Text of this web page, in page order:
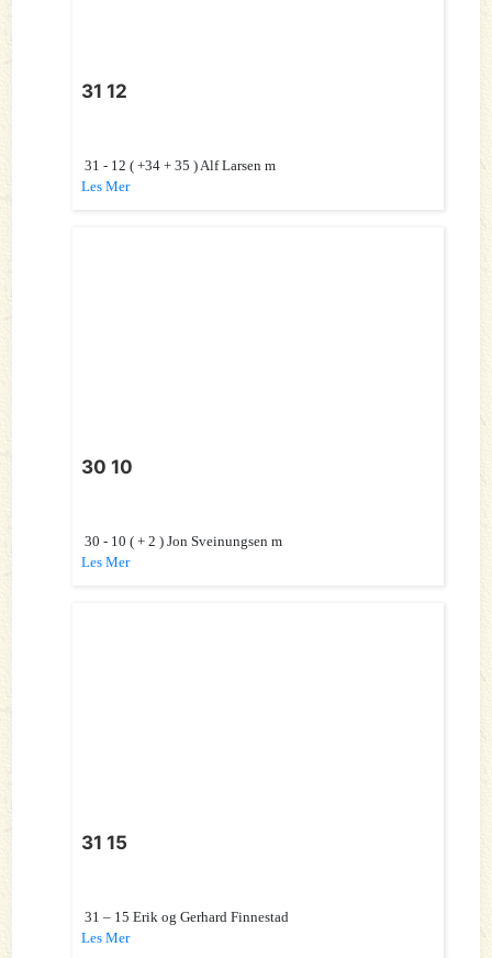
31 12
31 - 12 ( +34 + 35 ) Alf Larsen m
Les Mer
30 10
30 - 10 ( + 2 ) Jon Sveinungsen m
Les Mer
31 15
31 – 15 Erik og Gerhard Finnestad
Les Mer